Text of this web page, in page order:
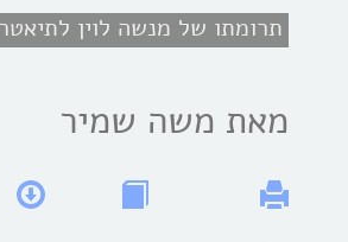
תרומתו של מנשה לוין
מאת משה שמיר